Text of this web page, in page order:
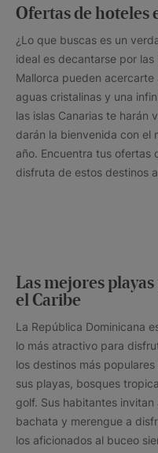
Ofertas de hoteles
¿Lo que buscas es un
ideal es decantarse por las
Mallorca pueden acercarte
aguas cristalinas y una
las islas Canarias te harán
darán la bienvenida con el
año. Encuentra tus ofertas
disfruta de estos destinos
Las mejores
el Caribe
La República Dominicana
lo más atractivo para
los destinos más
sus playas, bosques
golf. Sus habitantes
bachata y merengue a
los aficionados al buceo